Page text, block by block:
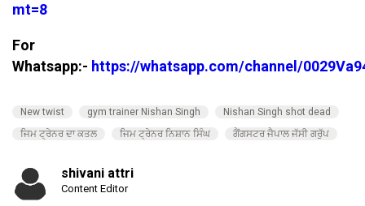
mt=8
For
Whatsapp:- https://whatsapp.com/channel/
New twist gym trainer Nishan Singh
Nishan Singh shot dead
ਜਿਮ ਟ੍ਰੇਨਰ ਦਾ ਕਤਲ
ਜਿਮ ਟ੍ਰੇਨਰ ਨਿਸ਼ਾਨ ਸਿੰਘ ਗੈਂਗਸਟਰ ਜੈਪਾਲ ਜੱਸੀ ਗਰੁੱਪ
shivani attri
Content Editor